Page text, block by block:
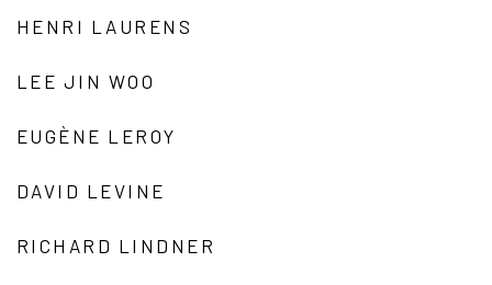
HENRI LAURENS
LEE JIN WOO
EUGÈNE LEROY
DAVID LEVINE
RICHARD LINDNER